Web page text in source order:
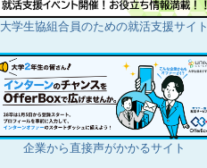
大学生協組合員のための就活支援サイト
企業から直接声がかかるサイト